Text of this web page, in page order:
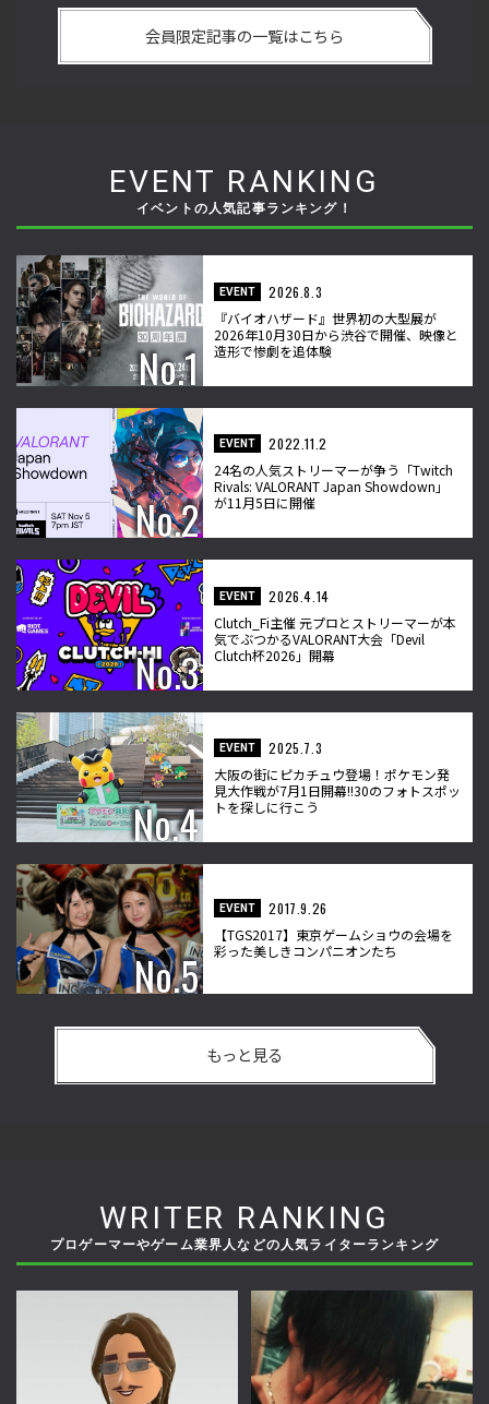
の強さは 「若さ」だけじゃないから説明します！【ストーム
久保のプロ格闘ゲーマーのゲンバから！ 第50回】
会員限定記事の一覧はこちら
EVENT RANKING
イベントの人気記事ランキング！
EVENT
2026.8.3
『バイオハザード』世界初の大型展が
2026年10月30日から渋谷で開催、映像と
造形で惨劇を追体験
EVENT
2022.11.2
24名の人気ストリーマーが争う「Twitch
Rivals: VALORANT Japan Showdown」
が11月5日に開催
EVENT
2026.4.14
Clutch_Fi主催 元プロとストリーマーが本
気でぶつかるVALORANT大会「Devil
Clutch杯2026」開幕
EVENT
2025.7.3
大阪の街にピカチュウ登場！ポケモン発
見大作戦が7月1日開幕!!30のフォトスポッ
トを探しに行こう
EVENT
2017.9.26
【TGS2017】東京ゲームショウの会場を
彩った美しきコンパニオンたち
もっと見る
WRITER RANKING
プロゲーマーやゲーム業界人などの人気ライターランキング